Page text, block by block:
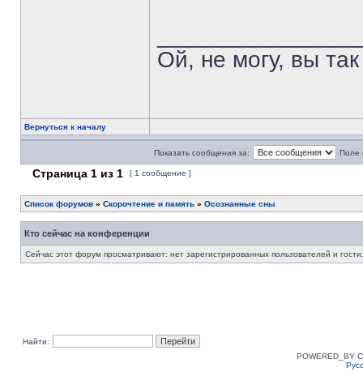
Ой, не могу, вы
Вернуться к началу
Показать сообщения за: Поле
Страница 1 из 1 [ 1 сообщение ]
Список форумов » Скорочтение и память » Осознанные сны
Кто сейчас на конференции
Сейчас этот форум просматривают: нет зарегистрированных пользователей и
Найти:
POWERED_BY